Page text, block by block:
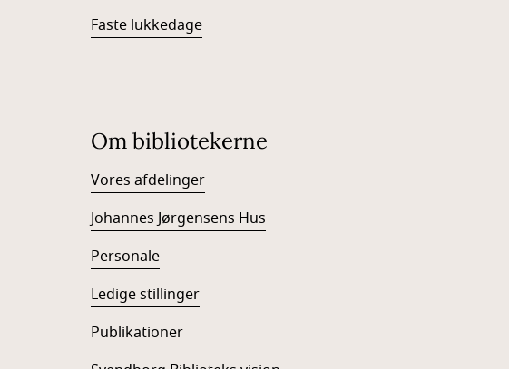
Faste lukkedage
Om bibliotekerne
Vores afdelinger
Johannes Jørgensens Hus
Personale
Ledige stillinger
Publikationer